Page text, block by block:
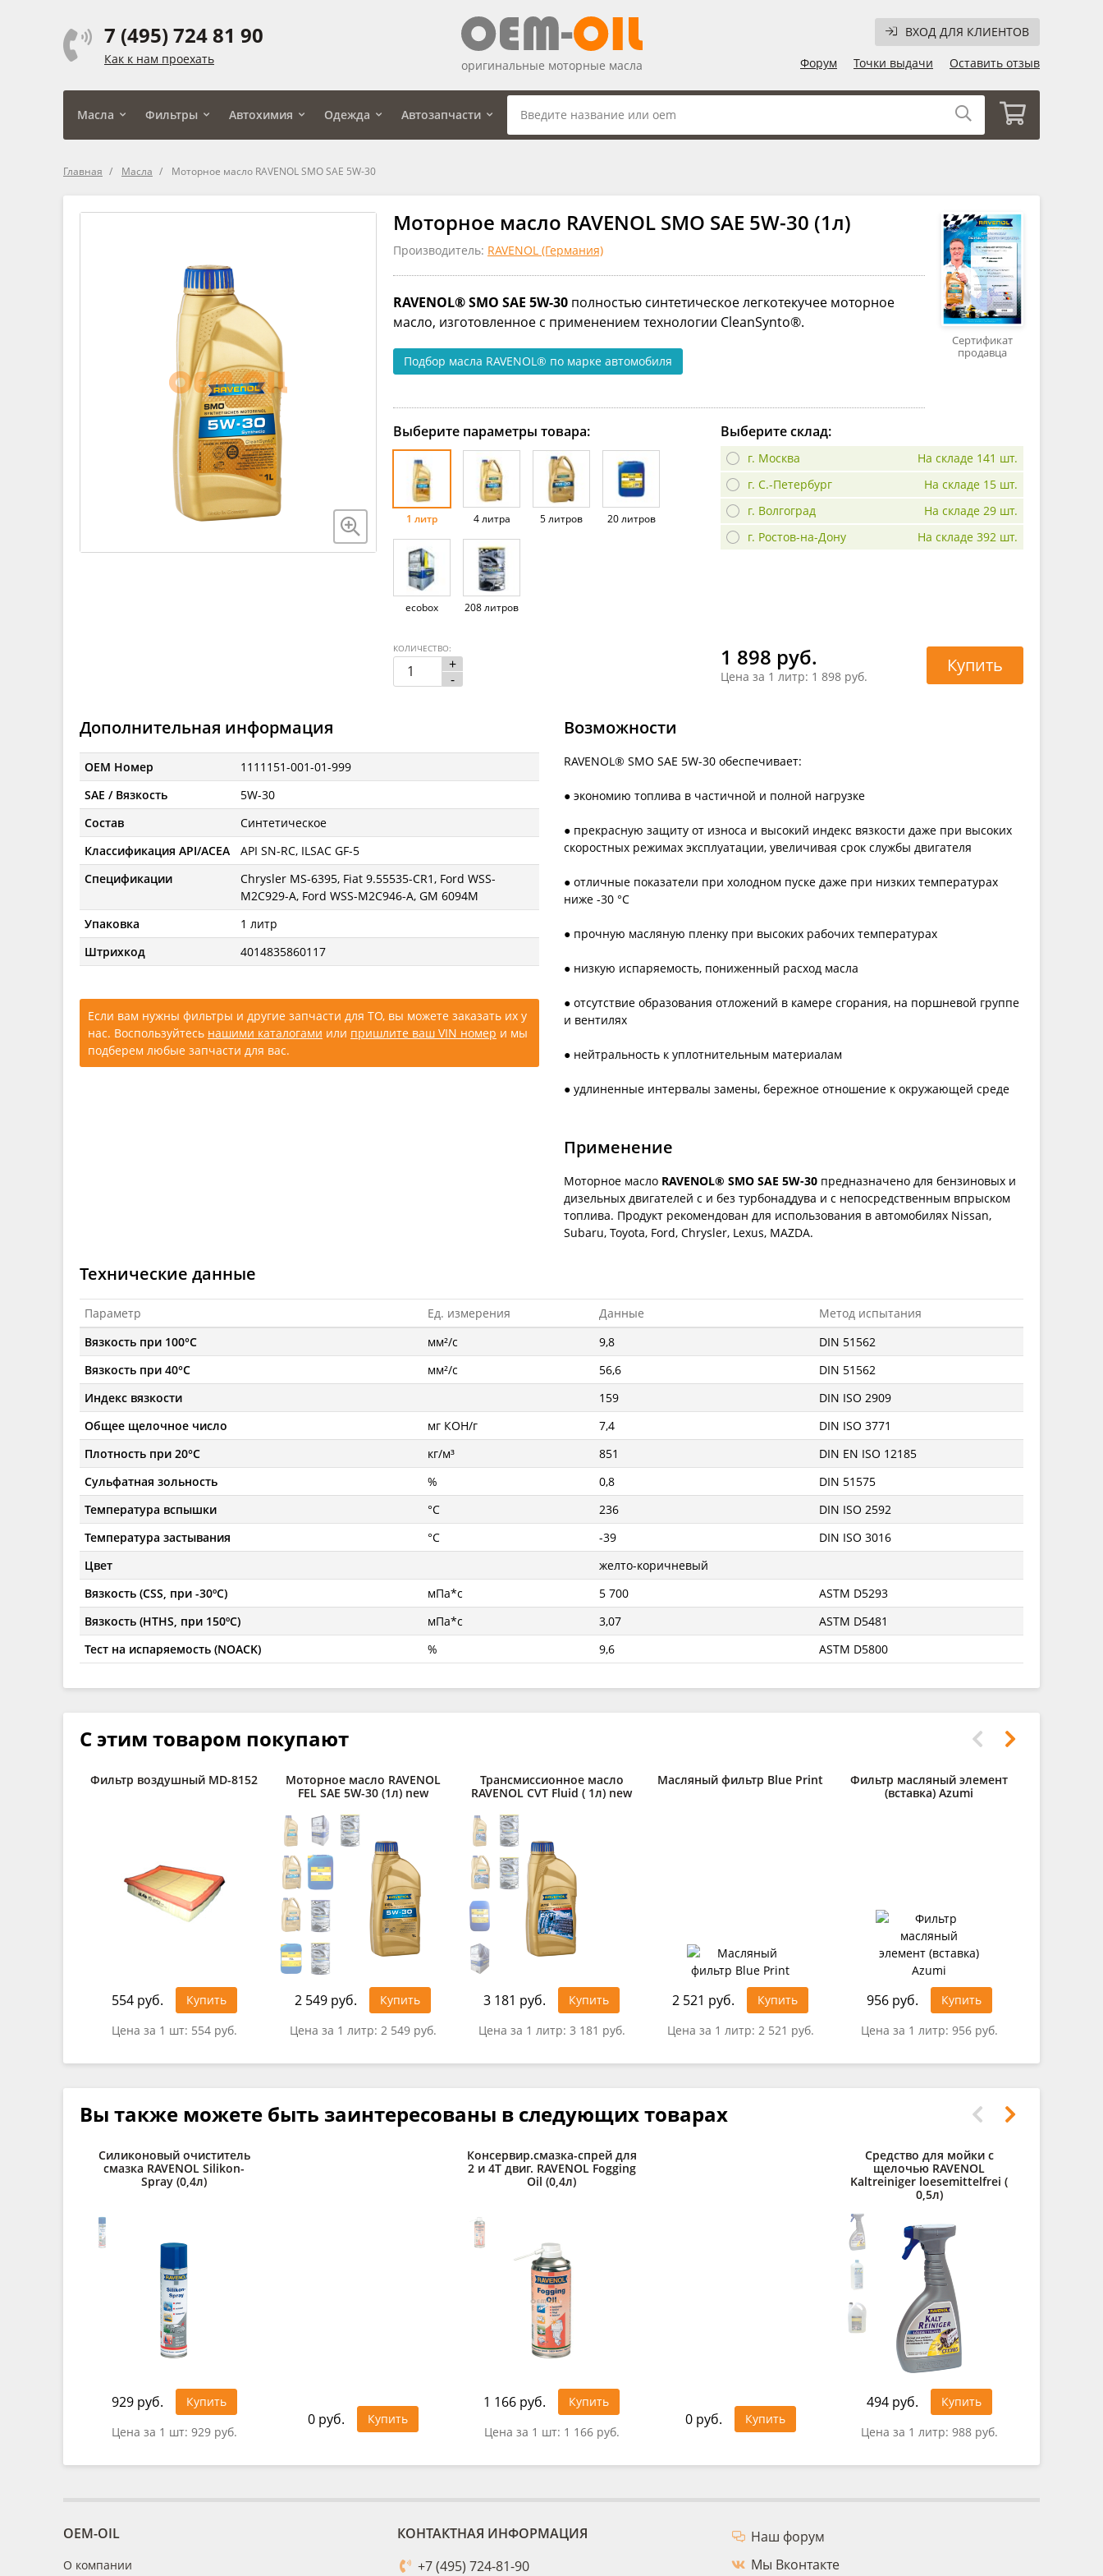
7 (495) 724 81 90
Как к нам проехать
ВХОД ДЛЯ КЛИЕНТОВ
Форум
Точки выдачи Оставить отзыв
оригинальные моторные масла
Масла Фильтры Автохимия Одежда Автозапчасти
Главная Масла Моторное масло RAVENOL SMO SAE 5W-30
Моторное масло RAVENOL SMO SAE 5W-30 (1л)
Производитель: RAVENOL (Германия)
RAVENOL® SMO SAE 5W-30 полностью синтетическое легкотекучее моторное
масло, изготовленное с применением технологии CleanSynto®.
Подбор масла RAVENOL® по марке автомобиля
Сертификат
продавца
Выберите параметры товара:
1 литр 4 литра 5 литров 20 литров
ecobox 208 литров
Выберите склад:
г. Москва
На складе 141 шт.
г. С.-Петербург
На складе 15 шт.
г. Волгоград
На складе 29 шт.
г. Ростов-на-Дону
На складе 392 шт.
1 898 руб.
Цена за 1 литр: 1 898 руб.
+
-
КОЛИЧЕСТВО:
Купить
Дополнительная информация
OEM Номер
1111151-001-01-999
SAE / Вязкость
5W-30
Состав
Синтетическое
Классификация API/ACEA
API SN-RC, ILSAC GF-5
Спецификации
Chrysler MS-6395, Fiat 9.55535-CR1, Ford WSS-
M2C929-A, Ford WSS-M2C946-A, GM 6094M
Упаковка
1 литр
Штрихкод
4014835860117
Если вам нужны фильтры и другие запчасти для ТО, вы можете заказать их у
нас. Воспользуйтесь нашими каталогами или пришлите ваш VIN номер и мы
подберем любые запчасти для вас.
Возможности
RAVENOL® SMO SAE 5W-30 обеспечивает:
● экономию топлива в частичной и полной нагрузке
● прекрасную защиту от износа и высокий индекс вязкости даже при высоких
скоростных режимах эксплуатации, увеличивая срок службы двигателя
● отличные показатели при холодном пуске даже при низких температурах
ниже -30 °C
● прочную масляную пленку при высоких рабочих температурах
● низкую испаряемость, пониженный расход масла
● отсутствие образования отложений в камере сгорания, на поршневой группе
и вентилях
● нейтральность к уплотнительным материалам
● удлиненные интервалы замены, бережное отношение к окружающей среде
Применение
Моторное масло RAVENOL® SMO SAE 5W-30 предназначено для бензиновых и
дизельных двигателей с и без турбонаддува и с непосредственным впрыском
топлива. Продукт рекомендован для использования в автомобилях Nissan,
Subaru, Toyota, Ford, Chrysler, Lexus, MAZDA.
Технические данные
Параметр Ед. измерения Данные
Метод испытания
Вязкость при 100°C
мм²/с 9,8
DIN 51562
Вязкость при 40°C
мм²/с 56,6
DIN 51562
Индекс вязкости
159
DIN ISO 2909
Общее щелочное число
мг КОН/г 7,4
DIN ISO 3771
Плотность при 20°C
кг/м³ 851
DIN EN ISO 12185
Сульфатная зольность
% 0,8
DIN 51575
Температура вспышки
°C 236
DIN ISO 2592
Температура застывания
°C -39
DIN ISO 3016
Цвет
желто-коричневый
Вязкость (CSS, при -30ºC)
мПа*с 5 700
ASTM D5293
Вязкость (HTHS, при 150ºC)
мПа*с 3,07
ASTM D5481
Тест на испаряемость (NOACK)
% 9,6 ASTM D5800
С этим товаром покупают
Фильтр воздушный MD-8152
554 руб.
Купить
Цена за 1 шт: 554 руб.
Моторное масло RAVENOL
FEL SAE 5W-30 (1л) new
2 549 руб.
Купить
Цена за 1 литр: 2 549 руб.
Трансмиссионное масло
RAVENOL CVT Fluid ( 1л) new
3 181 руб.
Купить
Цена за 1 литр: 3 181 руб.
Масляный фильтр Blue Print
2 521 руб.
Купить
Цена за 1 литр: 2 521 руб.
Фильтр масляный элемент
(вставка) Azumi
956 руб.
Купить
Цена за 1 литр: 956 руб.
Вы также можете быть заинтересованы в следующих товарах
Силиконовый очиститель
смазка RAVENOL Silikon-
Spray (0,4л)
929 руб.
Купить
Цена за 1 шт: 929 руб.
0 руб. Купить
Консервир.смазка-спрей для
2 и 4Т двиг. RAVENOL Fogging
Oil (0,4л)
1 166 руб.
Купить
Цена за 1 шт: 1 166 руб.
0 руб. Купить
Средство для мойки с
щелочью RAVENOL
Kaltreiniger loesemittelfrei (
0,5л)
494 руб.
Купить
Цена за 1 литр: 988 руб.
OEM-OIL
О компании
КОНТАКТНАЯ ИНФОРМАЦИЯ
+7 (495) 724-81-90
Наш форум
Мы Вконтакте